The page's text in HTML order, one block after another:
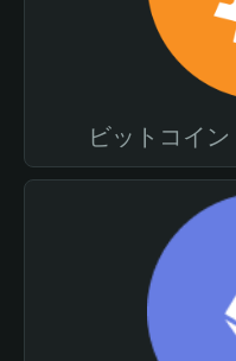
ビットコイ